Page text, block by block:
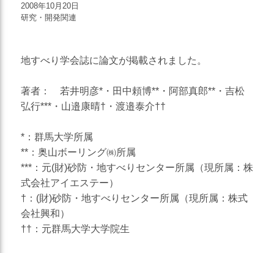
事業紹介
沿革
組織図
事業所図
道路河川/構造物設計
地下水・水文調査
測量全般
災害対応
地盤調査
土質調査
防災
砂防・地すべり調査
2008年10月20日
研究・開発関連
地すべり学会誌に論文が掲載されました。
著者： 若井明彦*・田中頼博**・阿部真郎**・吉松
弘行***・山邉康晴†・渡邉泰介††
*：群馬大学所属
**：奥山ボーリング㈱所属
***：元(財)砂防・地すべりセンター所属（現所属：株
式会社アイエステー）
†：(財)砂防・地すべりセンター所属（現所属：株式
会社興和）
††：元群馬大学大学院生